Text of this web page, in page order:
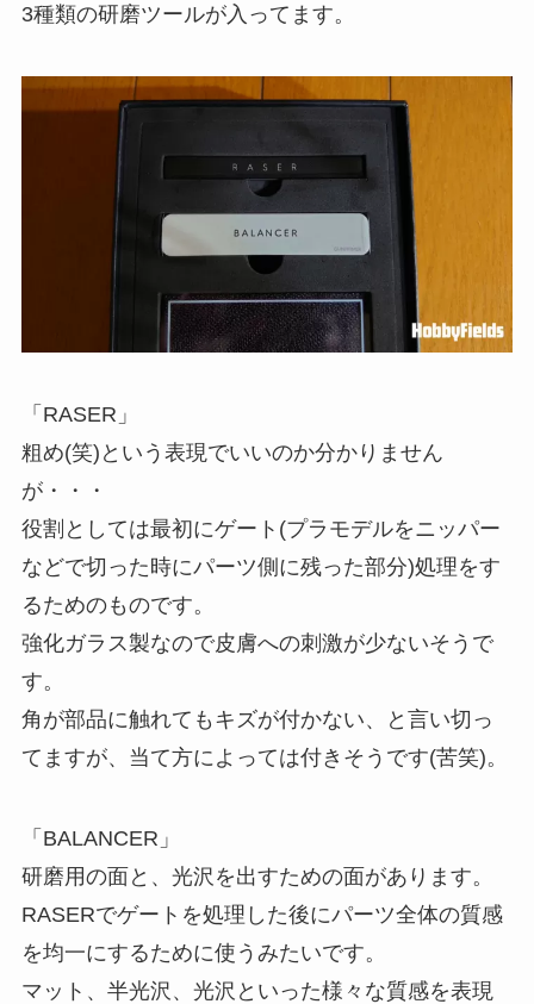
3種類の研磨ツールが入ってます。
「RASER」
粗め(笑)という表現でいいのか分かりません
が・・・
役割としては最初にゲート(プラモデルをニッパー
などで切った時にパーツ側に残った部分)処理をす
るためのものです。
強化ガラス製なので皮膚への刺激が少ないそうで
す。
角が部品に触れてもキズが付かない、と言い切っ
てますが、当て方によっては付きそうです(苦笑)。
「BALANCER」
研磨用の面と、光沢を出すための面があります。
RASERでゲートを処理した後にパーツ全体の質感
を均一にするために使うみたいです。
マット、半光沢、光沢といった様々な質感を表現